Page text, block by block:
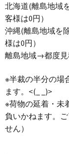
北海道(離島地域
客様は0円）
沖縄(離島地域を
様は0円）
離島地域→都度見
※半裁の半分の場
ます。<(_ _)>
※荷物の延着・未
負いかねます。
せん）